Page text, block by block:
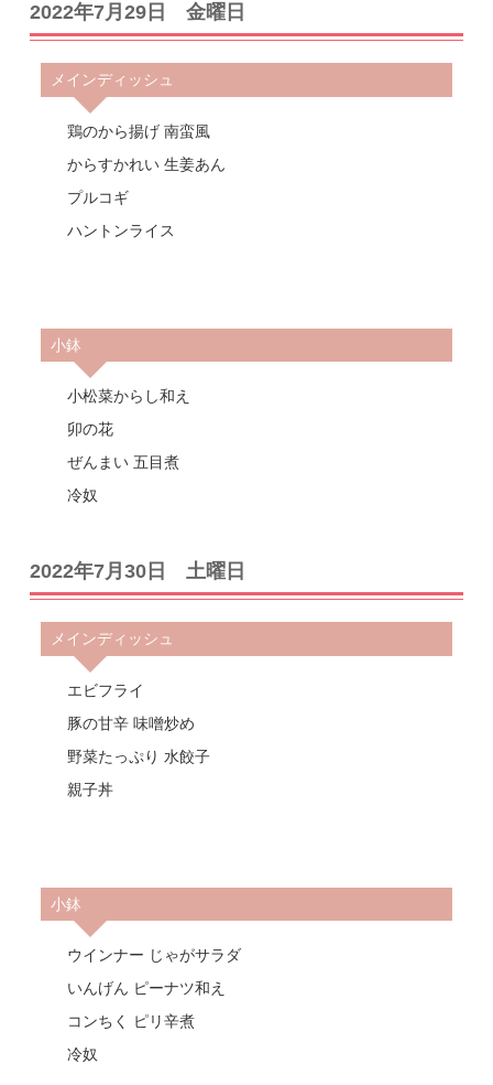
2022年7月29日 金曜日
メインディッシュ
鶏のから揚げ 南蛮風
からすかれい 生姜あん
プルコギ
ハントンライス
小鉢
小松菜からし和え
卯の花
ぜんまい 五目煮
冷奴
2022年7月30日 土曜日
メインディッシュ
エビフライ
豚の甘辛 味噌炒め
野菜たっぷり 水餃子
親子丼
小鉢
ウインナー じゃがサラダ
いんげん ピーナツ和え
コンちく ピリ辛煮
冷奴